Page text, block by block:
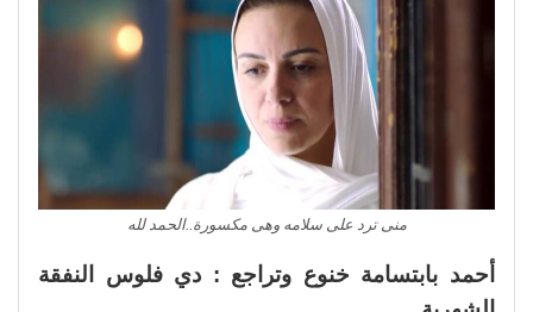
منى ترد على سلامه وهى مكسورة..الحمد لله
أحمد بابتسامة خنوع وتراجع : دي فلوس النفقة